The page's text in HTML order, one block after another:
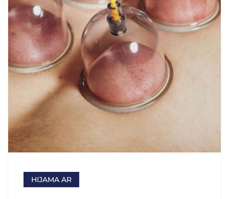
HIJAMA AR